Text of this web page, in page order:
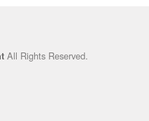
All Rights Reserved.